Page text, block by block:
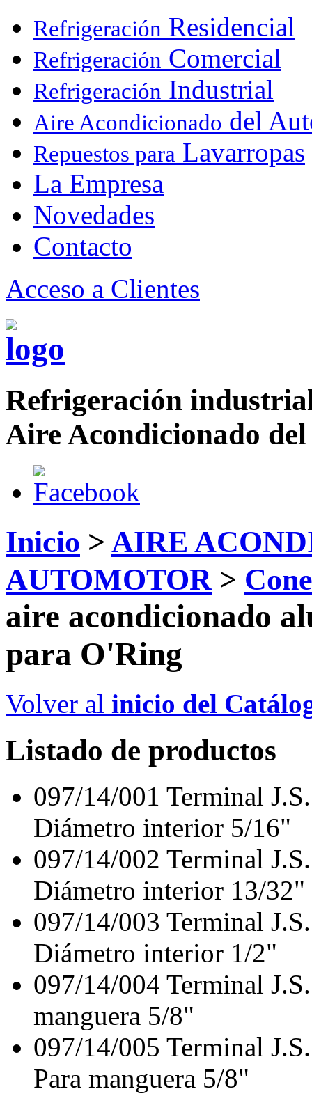
Refrigeración Residencial
Refrigeración Comercial
Refrigeración Industrial
Aire Acondicionado del
Repuestos para Lavarropas
La Empresa
Novedades
Contacto
Acceso a Clientes
Refrigeración
Aire Acondicionado
Inicio > AIRE
AUTOMOTOR>
aire acondicionado
para O'Ring
Volver al inicio del
Listado de productos
097/14/001 Terminal
Diámetro interior 5/16"
097/14/002 Terminal
Diámetro interior 13/32"
097/14/003 Terminal
Diámetro interior 1/2"
097/14/004 Terminal
manguera 5/8"
097/14/005 Terminal
Para manguera 5/8"